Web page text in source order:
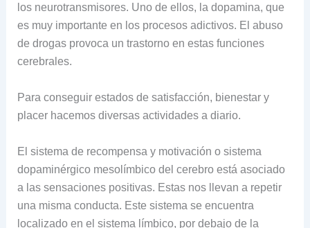
los neurotransmisores. Uno de ellos, la dopamina, que
es muy importante en los procesos adictivos. El abuso
de drogas provoca un trastorno en estas funciones
cerebrales.
Para conseguir estados de satisfacción, bienestar y
placer hacemos diversas actividades a diario.
El sistema de recompensa y motivación o sistema
dopaminérgico mesolímbico del cerebro está asociado
a las sensaciones positivas. Estas nos llevan a repetir
una misma conducta. Este sistema se encuentra
localizado en el sistema límbico, por debajo de la